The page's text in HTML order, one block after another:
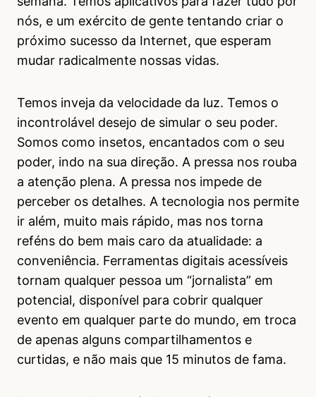
nós, e um exército de gente tentando criar o
próximo sucesso da Internet, que esperam
mudar radicalmente nossas vidas.
Temos inveja da velocidade da luz. Temos o
incontrolável desejo de simular o seu poder.
Somos como insetos, encantados com o seu
poder, indo na sua direção. A pressa nos rouba
a atenção plena. A pressa nos impede de
perceber os detalhes. A tecnologia nos permite
ir além, muito mais rápido, mas nos torna
reféns do bem mais caro da atualidade: a
conveniência. Ferramentas digitais acessíveis
tornam qualquer pessoa um “jornalista” em
potencial, disponível para cobrir qualquer
evento em qualquer parte do mundo, em troca
de apenas alguns compartilhamentos e
curtidas, e não mais que 15 minutos de fama.